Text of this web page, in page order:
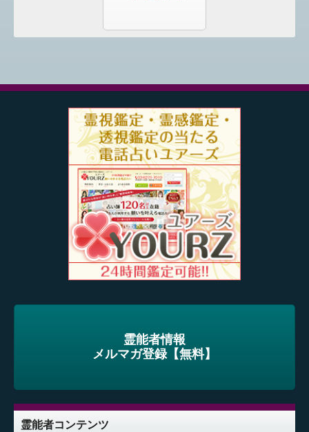
霊能者情報
メルマガ登録【無料】
霊能者コンテンツ